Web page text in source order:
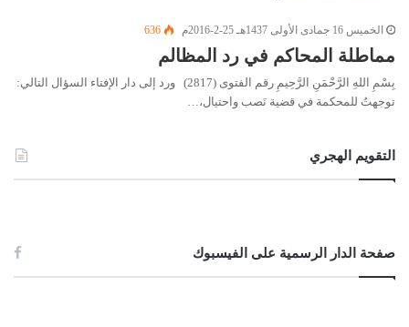
الخميس 16 جمادى الأولى 1437هـ 25-2-2016م 636
مماطلة المحاكم في رد المظالم
بِسْمِ اللهِ الرَّحْمَنِ الرَّحِيمِ رقم الفتوى (2817) ورد إلى دار الإفتاء السؤال التالي:
توجهتُ للمحكمة في قضية نَصب واحتيال،…
التقويم الهجري
صفحة الدار الرسمية على الفيسبوك